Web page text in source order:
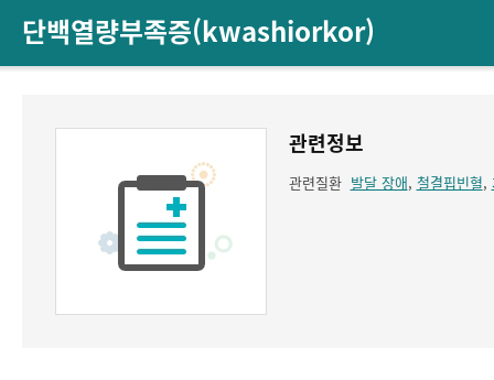
단백열량부족증(kwashiorkor)
관련정보
관련질환 발달 장애, 철결핍빈혈,